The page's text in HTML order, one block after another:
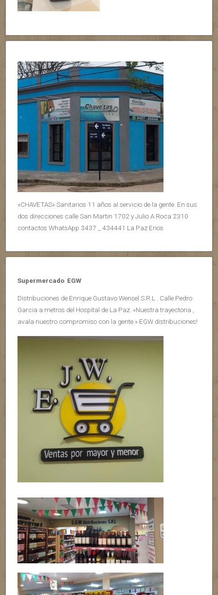
«CHAVETAS» Sanitarios 11 años al servicio de la gente. En sus
dos direcciones calle San Martin 1702 y Julio A Roca 2310
contactos WhatsApp 3437 _ 434441 La Paz Erios
Supermercado EGW
Distribuciones de Enrique Gustavo Wensel S.R.L . Calle Pedro
Garcia a metros del Hospital de La Paz. «Nuestra trayectoria ,
avala nuestro compromiso con la gente » EGW distribuciones!